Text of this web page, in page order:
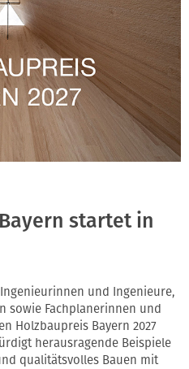
startet in
und Ingenieure,
sowie Fachplanerinnen und
Holzbaupreis Bayern 2027
herausragende Beispiele
qualitätsvolles Bauen mit